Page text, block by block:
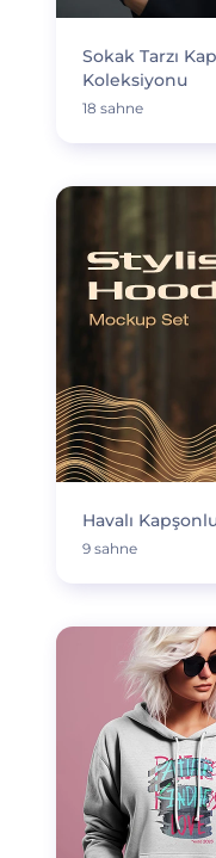
Sokak Tarzı
Koleksiyonu
18 sahne
Havalı
9 sahne